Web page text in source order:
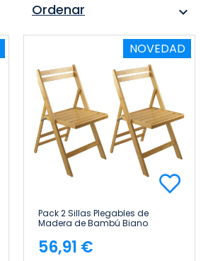
Ordenar expand_more
NOVEDAD
Pack 2 Sillas Plegables de
Madera de Bambú Biano
56,91 €